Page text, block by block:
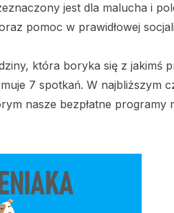
jest dla malucha i
pomoc w prawidłowej
która boryka się z jakimś
7 spotkań. W najbliższym
nasze bezpłatne programy